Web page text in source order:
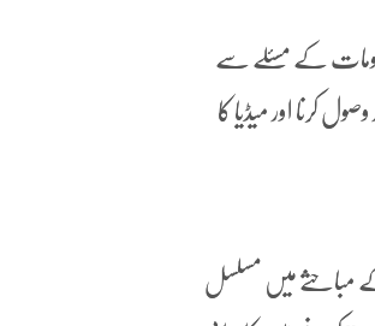
کے مسئلے سے
کرنا اور میڈیا کا
مباحثے میں مسلسل